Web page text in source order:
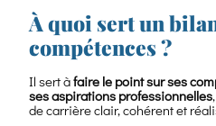
À quoi sert un
compétences ?
Il sert àfaire le point sur ses
ses aspirations professionnelles
de carrière clair, cohérent et